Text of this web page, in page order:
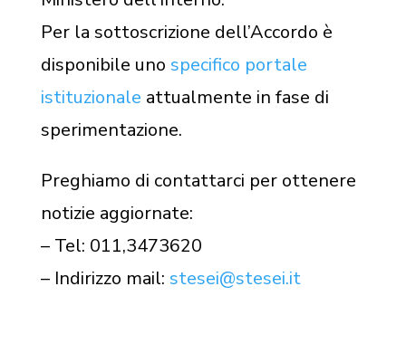
Per la sottoscrizione dell’Accordo è
disponibile uno specifico portale
istituzionale attualmente in fase di
sperimentazione.
Preghiamo di contattarci per ottenere
notizie aggiornate:
– Tel: 011,3473620
– Indirizzo mail: stesei@stesei.it